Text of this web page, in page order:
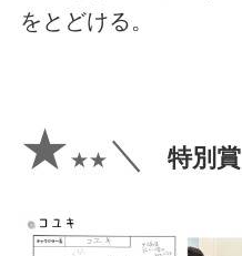
をとどける。
★ ★★ ＼ 特別賞